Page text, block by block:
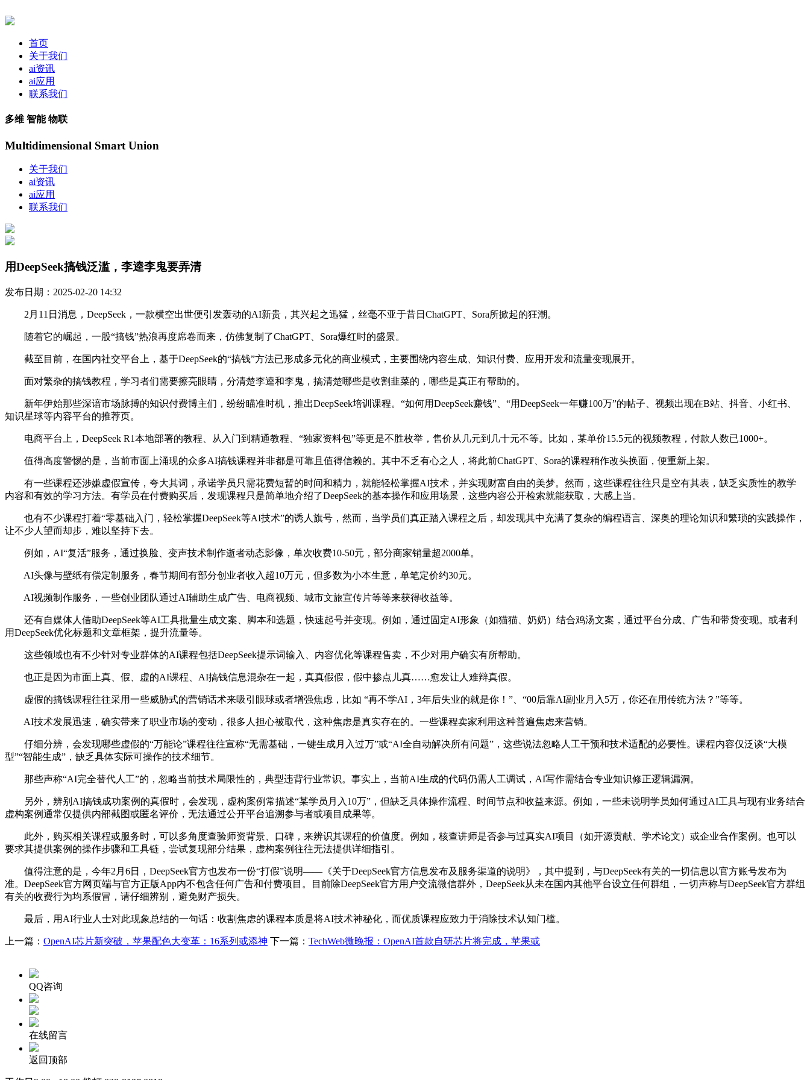
首页
关于我们
ai资讯
ai应用
联系我们
多维 智能 物联
Multidimensional Smart Union
关于我们
ai资讯
ai应用
联系我们
用DeepSeek搞钱泛滥，李逵李鬼要弄清
发布日期：2025-02-20 14:32
2月11日消息，DeepSeek，一款横空出世便引发轰动的AI新贵，其兴起之迅猛，丝毫不亚于昔日ChatGPT、Sora所掀起的狂潮。
随着它的崛起，一股“搞钱”热浪再度席卷而来，仿佛复制了ChatGPT、Sora爆红时的盛景。
截至目前，在国内社交平台上，基于DeepSeek的“搞钱”方法已形成多元化的商业模式，主要围绕内容生成、知识付费、应用开发和流量变现展开。
面对繁杂的搞钱教程，学习者们需要擦亮眼睛，分清楚李逵和李鬼，搞清楚哪些是收割韭菜的，哪些是真正有帮助的。
新年伊始那些深谙市场脉搏的知识付费博主们，纷纷瞄准时机，推出DeepSeek培训课程。“如何用DeepSeek赚钱”、“用DeepSeek一年赚100万”的帖子、视频出现在B站、抖音、小红书、
知识星球等内容平台的推荐页。
电商平台上，DeepSeek R1本地部署的教程、从入门到精通教程、“独家资料包”等更是不胜枚举，售价从几元到几十元不等。比如，某单价15.5元的视频教程，付款人数已1000+。
值得高度警惕的是，当前市面上涌现的众多AI搞钱课程并非都是可靠且值得信赖的。其中不乏有心之人，将此前ChatGPT、Sora的课程稍作改头换面，便重新上架。
有一些课程还涉嫌虚假宣传，夸大其词，承诺学员只需花费短暂的时间和精力，就能轻松掌握AI技术，并实现财富自由的美梦。然而，这些课程往往只是空有其表，缺乏实质性的教学
内容和有效的学习方法。有学员在付费购买后，发现课程只是简单地介绍了DeepSeek的基本操作和应用场景，这些内容公开检索就能获取，大感上当。
也有不少课程打着“零基础入门，轻松掌握DeepSeek等AI技术”的诱人旗号，然而，当学员们真正踏入课程之后，却发现其中充满了复杂的编程语言、深奥的理论知识和繁琐的实践操作，
让不少人望而却步，难以坚持下去。
例如，AI“复活”服务，通过换脸、变声技术制作逝者动态影像，单次收费10-50元，部分商家销量超2000单。
AI头像与壁纸有偿定制服务，春节期间有部分创业者收入超10万元，但多数为小本生意，单笔定价约30元。
AI视频制作服务，一些创业团队通过AI辅助生成广告、电商视频、城市文旅宣传片等等来获得收益等。
还有自媒体人借助DeepSeek等AI工具批量生成文案、脚本和选题，快速起号并变现。例如，通过固定AI形象（如猫猫、奶奶）结合鸡汤文案，通过平台分成、广告和带货变现。或者利
用DeepSeek优化标题和文章框架，提升流量等。
这些领域也有不少针对专业群体的AI课程包括DeepSeek提示词输入、内容优化等课程售卖，不少对用户确实有所帮助。
也正是因为市面上真、假、虚的AI课程、AI搞钱信息混杂在一起，真真假假，假中掺点儿真……愈发让人难辩真假。
虚假的搞钱课程往往采用一些威胁式的营销话术来吸引眼球或者增强焦虑，比如 “再不学AI，3年后失业的就是你！”、“00后靠AI副业月入5万，你还在用传统方法？”等等。
AI技术发展迅速，确实带来了职业市场的变动，很多人担心被取代，这种焦虑是真实存在的。一些课程卖家利用这种普遍焦虑来营销。
仔细分辨，会发现哪些虚假的“万能论”课程往往宣称“无需基础，一键生成月入过万”或“AI全自动解决所有问题”，这些说法忽略人工干预和技术适配的必要性。课程内容仅泛谈“大模
型”“智能生成”，缺乏具体实际可操作的技术细节。
那些声称“AI完全替代人工”的，忽略当前技术局限性的，典型违背行业常识。事实上，当前AI生成的代码仍需人工调试，AI写作需结合专业知识修正逻辑漏洞。
另外，辨别AI搞钱成功案例的真假时，会发现，虚构案例常描述“某学员月入10万”，但缺乏具体操作流程、时间节点和收益来源。例如，一些未说明学员如何通过AI工具与现有业务结合
虚构案例通常仅提供内部截图或匿名评价，无法通过公开平台追溯参与者或项目成果等。
此外，购买相关课程或服务时，可以多角度查验师资背景、口碑，来辨识其课程的价值度。例如，核查讲师是否参与过真实AI项目（如开源贡献、学术论文）或企业合作案例。也可以
要求其提供案例的操作步骤和工具链，尝试复现部分结果，虚构案例往往无法提供详细指引。
值得注意的是，今年2月6日，DeepSeek官方也发布一份“打假”说明——《关于DeepSeek官方信息发布及服务渠道的说明》，其中提到，与DeepSeek有关的一切信息以官方账号发布为
准。DeepSeek官方网页端与官方正版App内不包含任何广告和付费项目。目前除DeepSeek官方用户交流微信群外，DeepSeek从未在国内其他平台设立任何群组，一切声称与DeepSeek官方群组
有关的收费行为均系假冒，请仔细辨别，避免财产损失。
最后，用AI行业人士对此现象总结的一句话：收割焦虑的课程本质是将AI技术神秘化，而优质课程应致力于消除技术认知门槛。
上一篇： OpenAI芯片新突破，苹果配色大变革：16系列或添神 下一篇： TechWeb微晚报：OpenAI首款自研芯片将完成，苹果或
QQ咨询
在线留言
返回顶部